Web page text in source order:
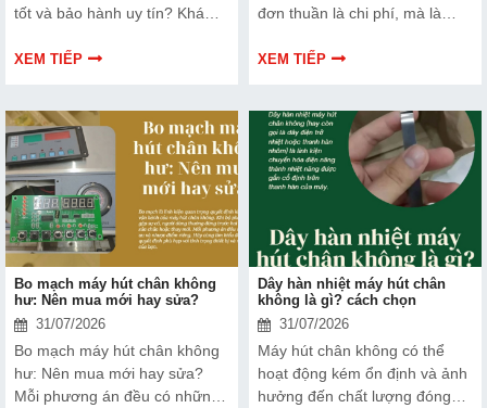
tốt và bảo hành uy tín? Khám
nhiều doanh nghiệp, cửa hàng
XEM TIẾP
đơn thuần là chi phí, mà là
sản phẩm và nâng cao vị thế
điểm của thiết bị này để có
thêm thông tin và giúp bạn đưa
ra lựa chọn phù hợp, hiệu quả
hơn nhé!
XEM TIẾP
Bo mạch máy hút chân không
hư: Nên mua mới hay sửa?
31/07/2026
Bo mạch máy hút chân không
hư: Nên mua mới hay sửa?
Mỗi phương án đều có những
Dây hàn nhiệt máy hút chân
không là gì? cách chọn
31/07/2026
Máy hút chân không có thể
hoạt động kém ổn định và ảnh
hưởng đến chất lượng đóng